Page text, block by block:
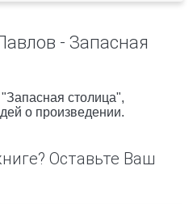
- Запасная
столица",
о произведении.
Оставьте Ваш